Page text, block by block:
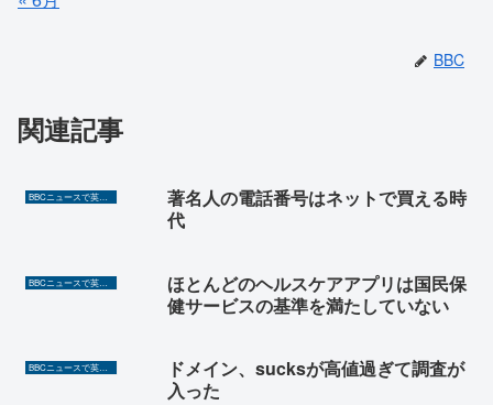
BBC
関連記事
著名人の電話番号はネットで買える時
代
ほとんどのヘルスケアアプリは国民保
健サービスの基準を満たしていない
BBCニュースで英語を勉強しよう（TOEIC対策に！）
ドメイン、sucksが高値過ぎて調査が
入った